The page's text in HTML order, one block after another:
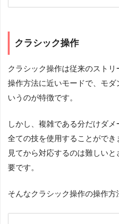
クラシック操作
クラシック操作は従来のスト
操作方法に近いモードで、モダ
いうのが特徴です。
しかし、複雑である分だけダメ
全ての技を使用することがで
見てから対応するのは難しい
要です。
そんなクラシック操作の操作方